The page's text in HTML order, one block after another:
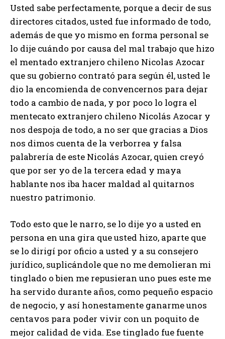
Usted sabe perfectamente, porque a decir de sus
directores citados, usted fue informado de todo,
además de que yo mismo en forma personal se
lo dije cuándo por causa del mal trabajo que hizo
el mentado extranjero chileno Nicolas Azocar
que su gobierno contrató para según él, usted le
dio la encomienda de convencernos para dejar
todo a cambio de nada, y por poco lo logra el
mentecato extranjero chileno Nicolás Azocar y
nos despoja de todo, a no ser que gracias a Dios
nos dimos cuenta de la verborrea y falsa
palabrería de este Nicolás Azocar, quien creyó
que por ser yo de la tercera edad y maya
hablante nos iba hacer maldad al quitarnos
nuestro patrimonio.
Todo esto que le narro, se lo dije yo a usted en
persona en una gira que usted hizo, aparte que
se lo dirigí por oficio a usted y a su consejero
jurídico, suplicándole que no me demolieran mi
tinglado o bien me repusieran uno pues este me
ha servido durante años, como pequeño espacio
de negocio, y así honestamente ganarme unos
centavos para poder vivir con un poquito de
mejor calidad de vida. Ese tinglado fue fuente